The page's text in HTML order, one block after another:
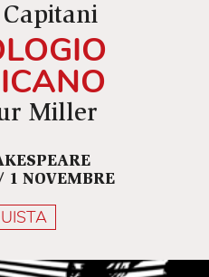
Miller
1 NOVEMBRE